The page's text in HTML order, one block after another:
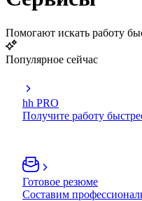
Помогают искать работу
Популярное сейчас
hh PRO
Получите работу
Готовое резюме
Составим